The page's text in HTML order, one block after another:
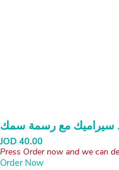
سيراميك مع رسمة سمك
JOD 40.00
Press Order now and we can
Order Now